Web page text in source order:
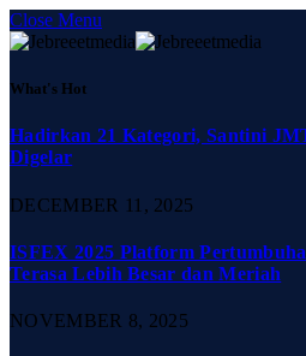
Close Menu
What's Hot
Hadirkan 21 Kategori, Santini
Digelar
DECEMBER 11, 2025
ISFEX 2025 Platform
Terasa Lebih Besar dan Meriah
NOVEMBER 8, 2025